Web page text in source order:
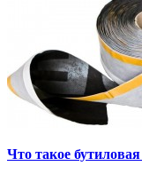
Что такое